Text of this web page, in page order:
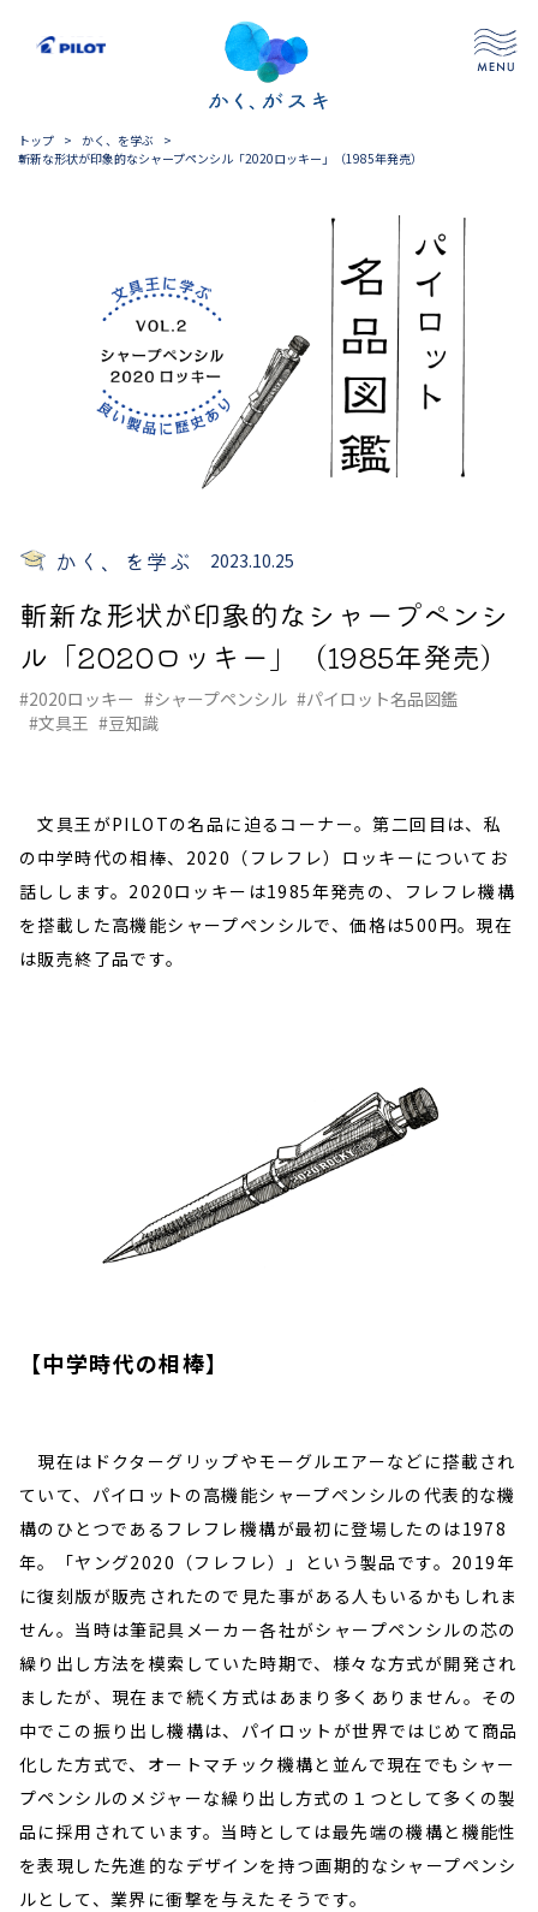
トップ > かく、を学ぶ
>
斬新な形状が印象的なシャープペンシル「2020ロッキー」（1985年発売）
かく、を学ぶ 2023.10.25
斬新な形状が印象的なシャープペンシ
ル「2020ロッキー」（1985年発売）
#2020ロッキー #シャープペンシル #パイロット名品図鑑
#文具王 #豆知識
文具王がPILOTの名品に迫るコーナー。第二回目は、私
の中学時代の相棒、2020（フレフレ）ロッキーについてお
話しします。2020ロッキーは1985年発売の、フレフレ機構
を搭載した高機能シャープペンシルで、価格は500円。現在
は販売終了品です。
【中学時代の相棒】
現在はドクターグリップやモーグルエアーなどに搭載され
ていて、パイロットの高機能シャープペンシルの代表的な機
構のひとつであるフレフレ機構が最初に登場したのは1978
年。「ヤング2020（フレフレ）」という製品です。2019年
に復刻版が販売されたので見た事がある人もいるかもしれま
せん。当時は筆記具メーカー各社がシャープペンシルの芯の
繰り出し方法を模索していた時期で、様々な方式が開発され
ましたが、現在まで続く方式はあまり多くありません。その
中でこの振り出し機構は、パイロットが世界ではじめて商品
化した方式で、オートマチック機構と並んで現在でもシャー
プペンシルのメジャーな繰り出し方式の１つとして多くの製
品に採用されています。当時としては最先端の機構と機能性
を表現した先進的なデザインを持つ画期的なシャープペンシ
ルとして、業界に衝撃を与えたそうです。